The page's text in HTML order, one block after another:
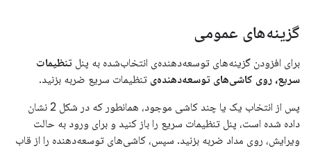
گزینه‌های عمومی
برای افزودن گزینه‌های توسعه‌دهنده‌ی انتخاب‌شده به پنل تنظیمات
سریع، روی کاشی‌های توسعه‌دهنده‌ی تنظیمات سریع ضربه بزنید.
پس از انتخاب یک یا چند کاشی موجود، همانطور که در شکل 2 نشان
داده شده است، پنل تنظیمات سریع را باز کنید و برای ورود به حالت
ویرایش، روی مداد ضربه بزنید. سپس، کاشی‌های توسعه‌دهنده را از قاب